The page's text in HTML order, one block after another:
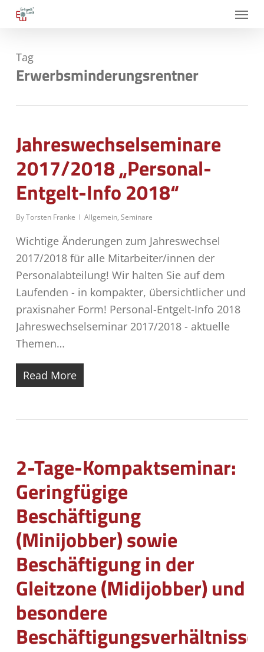
Skip
content
Menu
Tag
Erwerbsminderungsrentner
Jahreswechselseminare
2017/2018 „Personal-
Entgelt-Info 2018“
ByTorsten Franke Allgemein, Seminare
Wichtige Änderungen zum Jahreswechsel
2017/2018 für alle Mitarbeiter/innen der
Personalabteilung! Wir halten Sie auf dem
Laufenden - in kompakter, übersichtlicher und
praxisnaher Form! Personal-Entgelt-Info 2018
Jahreswechselseminar 2017/2018 - aktuelle
Themen…
Read More
2-Tage-Kompaktseminar:
Geringfügige
Beschäftigung
(Minijobber) sowie
Beschäftigung in der
Gleitzone (Midijobber) und
besondere
Beschäftigungsverhältnisse